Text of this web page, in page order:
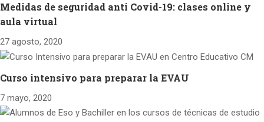
Medidas de seguridad anti Covid-19: clases online y
aula virtual
27 agosto, 2020
Curso intensivo para preparar la EVAU
7 mayo, 2020